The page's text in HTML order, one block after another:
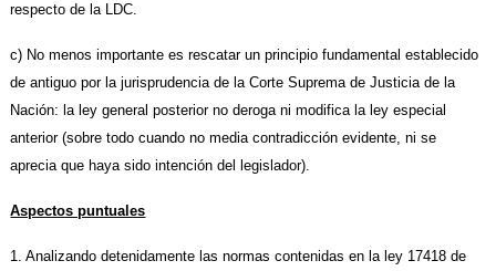
respecto de la LDC.
c) No menos importante es rescatar un principio fundamental establecido
de antiguo por la jurisprudencia de la Corte Suprema de Justicia de la
Nación: la ley general posterior no deroga ni modifica la ley especial
anterior (sobre todo cuando no media contradicción evidente, ni se
aprecia que haya sido intención del legislador).
Aspectos puntuales
1. Analizando detenidamente las normas contenidas en la ley 17418 de